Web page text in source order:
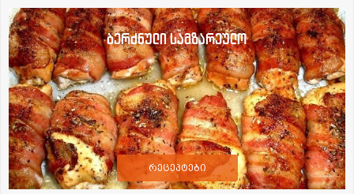
ბერძნული სამზარეულო
რეცეპტები